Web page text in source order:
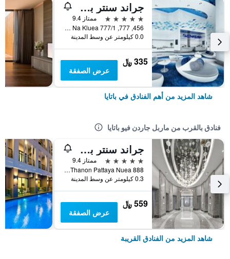
جراند سنتر بوينت باتايا
5 نجوم
ممتاز 9.4
456, 777, 777/1 M.6 Na Kluea, باتايا, تايلاند
0.0 كيلومتر عن وسط المدينة
335 ﷼
عرض الصفقة
شاهد المزيد من أهم الفنادق في باتايا
فنادق بالقرب من ماربل جاردن فيو باتايا
جراند سنتر بوينت سبيس بتايا
5 نجوم
ممتاز 9.4
888 Thanon Pattaya Nuea, باتايا, تايلاند
0.3 كيلومتر عن وسط المدينة
559 ﷼
عرض الصفقة
شاهد المزيد من الفنادق القريبة